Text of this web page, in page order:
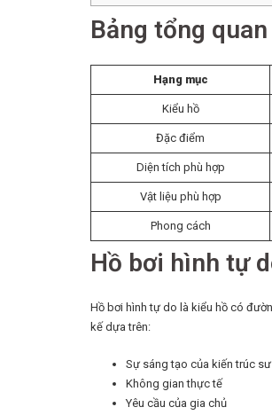
Bảng tổng
Hạng mục
Kiểu hồ
Đặc điểm
Diện tích phù hợp
Vật liệu phù hợp
Phong cách
Hồ bơi hình tự
Hồ bơi hình tự do là kiểu hồ có
kế dựa trên:
Sự sáng tạo của kiến trúc sư
Không gian thực tế
Yêu cầu của gia chủ